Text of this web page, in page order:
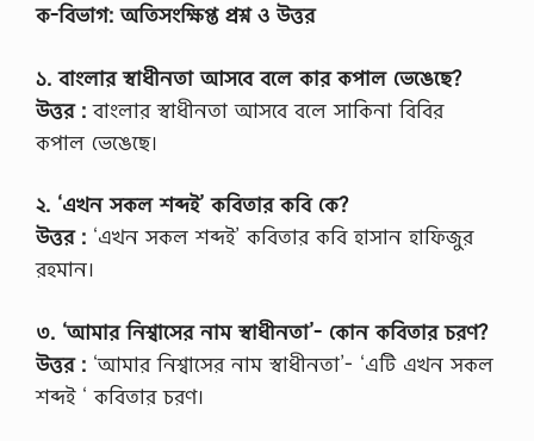
ক-বিভাগ: অতিসংক্ষিপ্ত প্রশ্ন ও উত্তর
১. বাংলার স্বাধীনতা আসবে বলে কার কপাল ভেঙেছে?
উত্তর : বাংলার স্বাধীনতা আসবে বলে সাকিনা বিবির
কপাল ভেঙেছে।
২. ‘এখন সকল শব্দই’ কবিতার কবি কে?
উত্তর : ‘এখন সকল শব্দই’ কবিতার কবি হাসান হাফিজুর
রহমান।
৩. ‘আমার নিশ্বাসের নাম স্বাধীনতা’- কোন কবিতার চরণ?
উত্তর : ‘আমার নিশ্বাসের নাম স্বাধীনতা’- ‘এটি এখন সকল
শব্দই ‘ কবিতার চরণ।